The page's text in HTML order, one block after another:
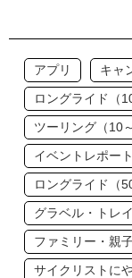
アプリ
キャ
ロングライド（
ツーリング（10
イベントレポート
ロングライド（
グラベル・トレ
ファミリー・親
サイクリストに